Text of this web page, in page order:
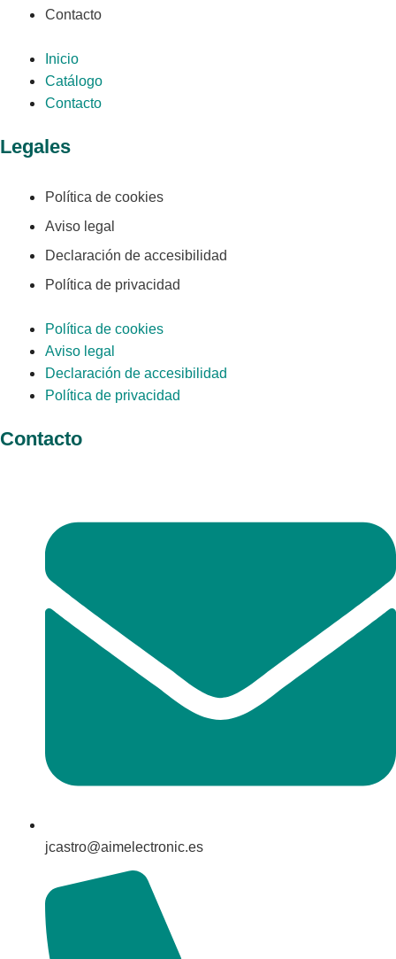
Contacto
Inicio
Catálogo
Contacto
Legales
Política de cookies
Aviso legal
Declaración de accesibilidad
Política de privacidad
Política de cookies
Aviso legal
Declaración de accesibilidad
Política de privacidad
Contacto
jcastro@aimelectronic.es